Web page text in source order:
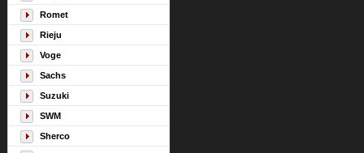
Romet
Rieju
Voge
Sachs
Suzuki
SWM
Sherco